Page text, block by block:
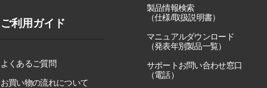
ご利用ガイド
よくあるご質問
お買い物の流れについて
製品情報検索
（仕様/取扱説明書）
マニュアルダウンロード
（発表年別製品一覧）
サポートお問い合わせ窓口
（電話）